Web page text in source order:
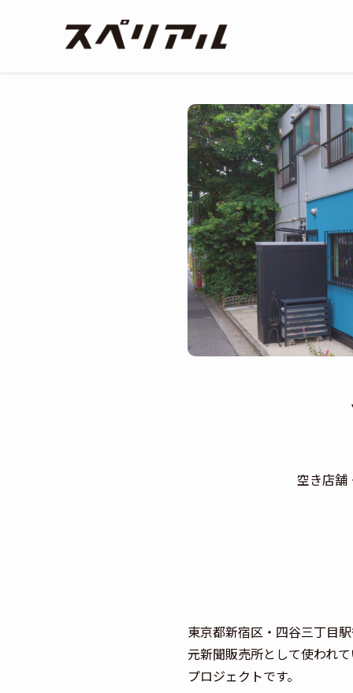
空き店
東京都新宿区・四谷三丁目
元新聞販売所として使われ
プロジェクトです。